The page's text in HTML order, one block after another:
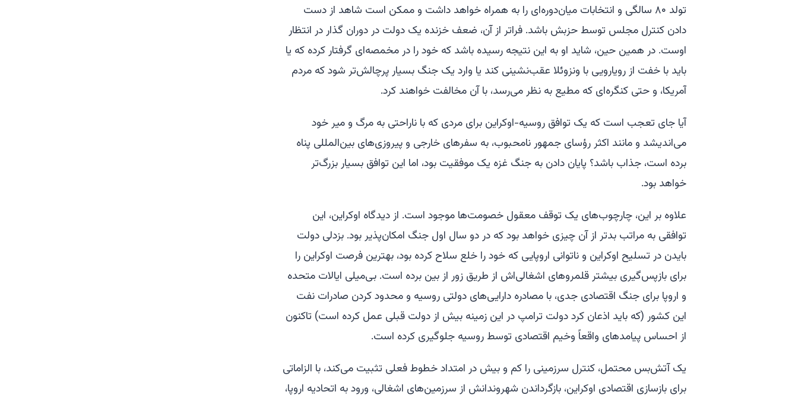
تولد ۸۰ سالگی و انتخابات میان‌دوره‌ای را به همراه خواهد داشت و ممکن است شاهد از دست
دادن کنترل مجلس توسط حزبش باشد. فراتر از آن، ضعف خزنده یک دولت در دوران گذار در انتظار
اوست. در همین حین، شاید او به این نتیجه رسیده باشد که خود را در مخمصه‌ای گرفتار کرده که یا
باید با خفت از رویارویی با ونزوئلا عقب‌نشینی کند یا وارد یک جنگ بسیار پرچالش‌تر شود که مردم
آمریکا، و حتی کنگره‌ای که مطیع به نظر می‌رسد، با آن مخالفت خواهند کرد.
آیا جای تعجب است که یک توافق روسیه-اوکراین برای مردی که با ناراحتی به مرگ و میر خود
می‌اندیشد و مانند اکثر رؤسای جمهور نامحبوب، به سفرهای خارجی و پیروزی‌های بین‌المللی پناه
برده است، جذاب باشد؟ پایان دادن به جنگ غزه یک موفقیت بود، اما این توافق بسیار بزرگ‌تر
خواهد بود.
علاوه بر این، چارچوب‌های یک توقف معقول خصومت‌ها موجود است. از دیدگاه اوکراین، این
توافقی به مراتب بدتر از آن چیزی خواهد بود که در دو سال اول جنگ امکان‌پذیر بود. بزدلی دولت
بایدن در تسلیح اوکراین و ناتوانی اروپایی که خود را خلع سلاح کرده بود، بهترین فرصت اوکراین را
برای بازپس‌گیری بیشتر قلمروهای اشغالی‌اش از طریق زور از بین برده است. بی‌میلی ایالات متحده
و اروپا برای جنگ اقتصادی جدی، با مصادره دارایی‌های دولتی روسیه و محدود کردن صادرات نفت
این کشور (که باید اذعان کرد دولت ترامپ در این زمینه بیش از دولت قبلی عمل کرده است) تاکنون
از احساس پیامدهای واقعاً وخیم اقتصادی توسط روسیه جلوگیری کرده است.
یک آتش‌بس محتمل، کنترل سرزمینی را کم و بیش در امتداد خطوط فعلی تثبیت می‌کند، با الزاماتی
برای بازسازی اقتصادی اوکراین، بازگرداندن شهروندانش از سرزمین‌های اشغالی، ورود به اتحادیه اروپا،